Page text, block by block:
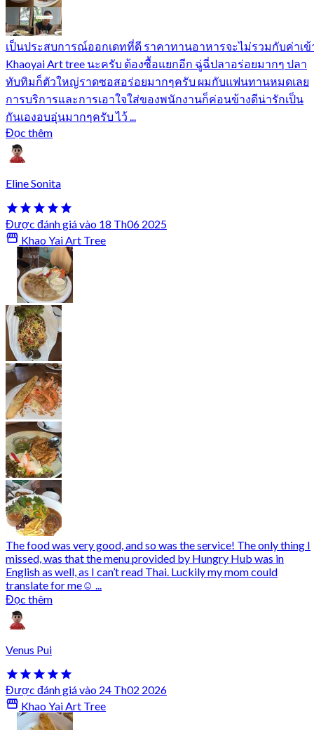
เป็นประสบการณ์ออกเดทที่ดี ราคาทานอาหารจะไม่รวมกับค่าเข้
Khaoyai Art tree นะครับ ต้องซื้อแยกอีก ฉู่ฉี่ปลาอร่อยมากๆ ปลา
ทับทิมก็ตัวใหญ่ราดซอสอร่อยมากๆครับ ผมกับแฟนทานหมดเลย
การบริการและการเอาใจใส่ของพนักงานก็ค่อนข้างดีน่ารักเป็น
กันเองอบอุ่นมากๆครับ ไว้ ...
Đọc thêm
Eline Sonita
Được đánh giá vào 18 Th06 2025
Khao Yai Art Tree
The food was very good, and so was the service! The only thing I
missed, was that the menu provided by Hungry Hub was in
English as well, as I can’t read Thai. Luckily my mom could
translate for me☺️ ...
Đọc thêm
Venus Pui
Được đánh giá vào 24 Th02 2026
Khao Yai Art Tree